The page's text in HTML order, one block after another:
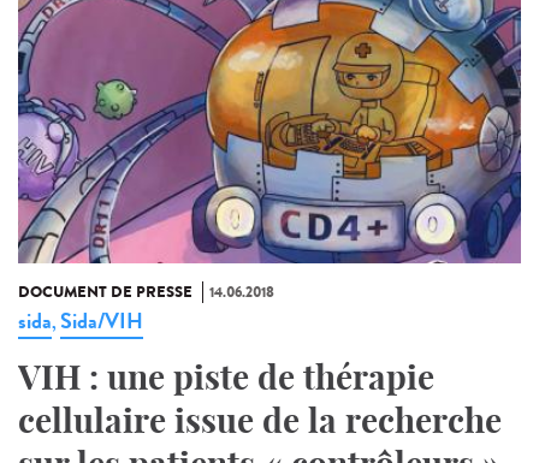
DOCUMENT DE PRESSE 14.06.2018
sida,Sida/VIH
VIH : une piste de thérapie
cellulaire issue de la recherche